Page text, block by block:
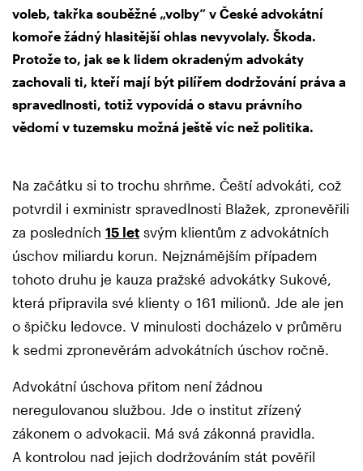
voleb, takřka souběžné „volby“ v České advokátní
komoře žádný hlasitější ohlas nevyvolaly. Škoda.
Protože to, jak se k lidem okradeným advokáty
zachovali ti, kteří mají být pilířem dodržování práva a
spravedlnosti, totiž vypovídá o stavu právního
vědomí v tuzemsku možná ještě víc než politika.
Na začátku si to trochu shrňme. Čeští advokáti, což
potvrdil i exministr spravedlnosti Blažek, zpronevěřili
za posledních 15 let svým klientům z advokátních
úschov miliardu korun. Nejznámějším případem
tohoto druhu je kauza pražské advokátky Sukové,
která připravila své klienty o 161 milionů. Jde ale jen
o špičku ledovce. V minulosti docházelo v průměru
k sedmi zpronevěrám advokátních úschov ročně.
Advokátní úschova přitom není žádnou
neregulovanou službou. Jde o institut zřízený
zákonem o advokacii. Má svá zákonná pravidla.
A kontrolou nad jejich dodržováním stát pověřil